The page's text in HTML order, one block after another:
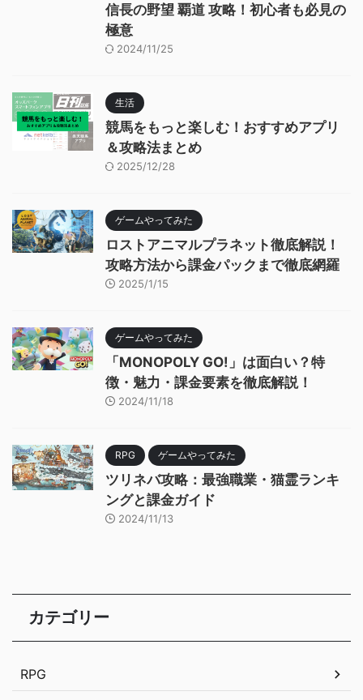
信長の野望 覇道 攻略！初心者も必見の
極意
2024/11/25
生活
競馬をもっと楽しむ！おすすめアプリ
＆攻略法まとめ
2025/12/28
ゲームやってみた
ロストアニマルプラネット徹底解説！
攻略方法から課金パックまで徹底網羅
2025/1/15
ゲームやってみた
「MONOPOLY GO!」は面白い？特
徴・魅力・課金要素を徹底解説！
2024/11/18
RPG ゲームやってみた
ツリネバ攻略：最強職業・猫霊ランキ
ングと課金ガイド
2024/11/13
カテゴリー
RPG